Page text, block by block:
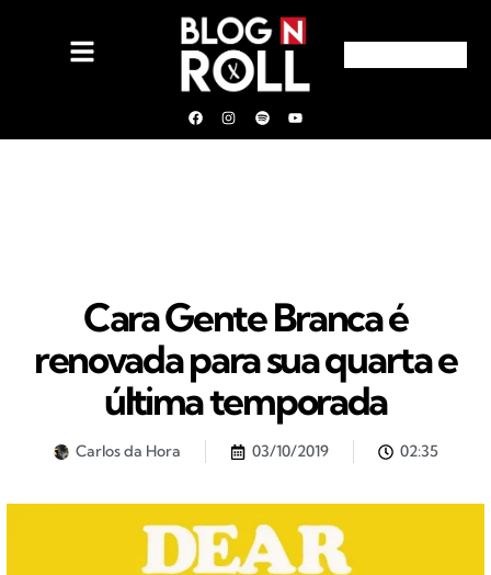
Cara Gente Branca é
renovada para sua quarta e
última temporada
Carlos da Hora 03/10/2019 02:35